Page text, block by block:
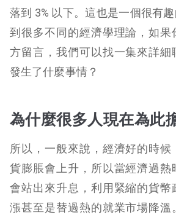
落到 3% 以下。這也是一個很有
到很多不同的經濟學理論，如果
方留言，我們可以找一集來詳細
發生了什麼事情？
為什麼很多人現在為此
所以，一般來說，經濟好的時候
貨膨脹會上升，所以當經濟過熱
會站出來升息，利用緊縮的貨幣
漲甚至是替過熱的就業市場降溫